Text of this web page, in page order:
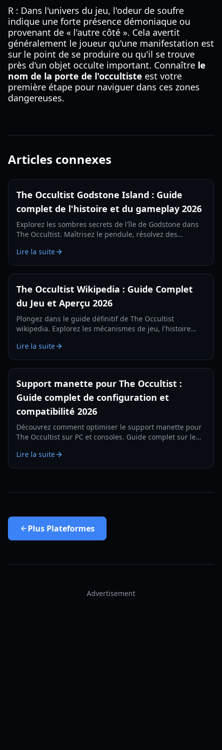
R : Dans l'univers du jeu, l'odeur de soufre
indique une forte présence démoniaque ou
provenant de « l'autre côté ». Cela avertit
généralement le joueur qu'une manifestation est
sur le point de se produire ou qu'il se trouve
près d'un objet occulte important. Connaître le
nom de la porte de l'occultiste est votre
première étape pour naviguer dans ces zones
dangereuses.
Articles connexes
The Occultist Godstone Island : Guide
complet de l'histoire et du gameplay 2026
Explorez les sombres secrets de l'île de Godstone dans
The Occultist. Maîtrisez le pendule, résolvez des
surnaturelles du voyage d'Alan Rebels.
Lire la suite
The Occultist Wikipedia : Guide Complet
du Jeu et Aperçu 2026
Plongez dans le guide définitif de The Occultist
wikipedia. Explorez les mécanismes de jeu, l'histoire
manuel complet de 2026.
Lire la suite
Support manette pour The Occultist :
Guide complet de configuration et
compatibilité 2026
Découvrez comment optimiser le support manette pour
The Occultist sur PC et consoles. Guide complet sur le
dépannage en 2026.
Lire la suite
Plus Plateformes
Advertisement